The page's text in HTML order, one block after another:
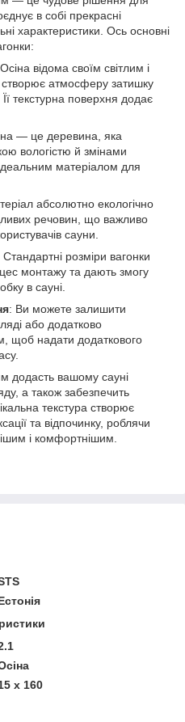
в собі прекрасні
характеристики. Ось основні
відома своїм світлим і
атмосферу затишку
текстурна поверхня додає
— це деревина, яка
вологістю й змінами
матеріалом для
абсолютно екологічно
речовин, що важливо
сауни.
Стандартні розміри вагонки
монтажу та дають змогу
в сауні.
: Ви можете залишити
або додатково
щоб надати додаткового
додасть вашому сауні
а також забезпечить
текстура створює
та відпочинку, роблячи
і комфортнішим.
x 160